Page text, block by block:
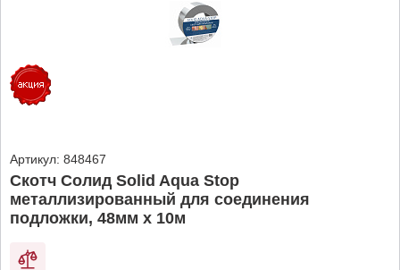
Артикул: 848467
Скотч Солид Solid Aqua Stop
металлизированный для соединения
подложки, 48мм х 10м